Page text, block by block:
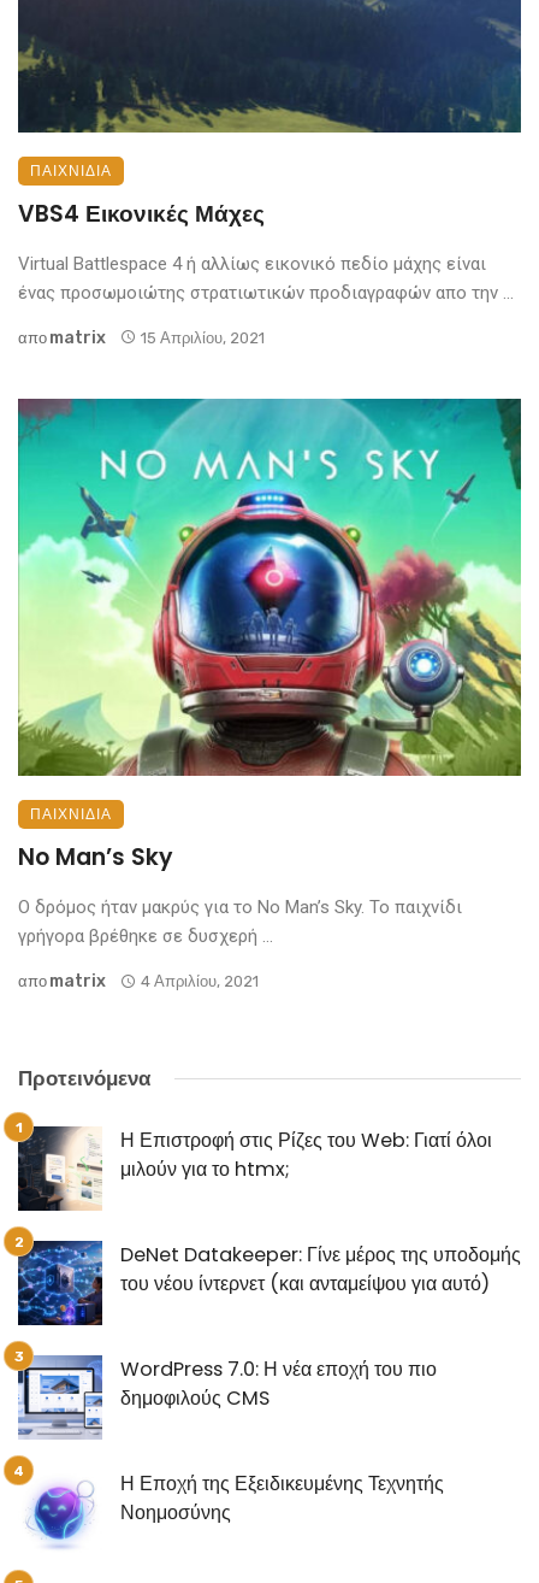
ΠΑΙΧΝΊΔΙΑ
VBS4 Εικονικές Μάχες
Virtual Battlespace 4 ή αλλίως εικονικό πεδίο μάχης είναι
ένας προσωμοιώτης στρατιωτικών προδιαγραφών απο την ...
απο Matrix 15 Απριλίου, 2021
ΠΑΙΧΝΊΔΙΑ
No Man’s Sky
Ο δρόμος ήταν μακρύς για το No Man’s Sky. Το παιχνίδι
γρήγορα βρέθηκε σε δυσχερή ...
απο Matrix 4 Απριλίου, 2021
Προτεινόμενα
Η Επιστροφή στις Ρίζες του Web: Γιατί όλοι
μιλούν για το htmx;
DeNet Datakeeper: Γίνε μέρος της υποδομής
του νέου ίντερνετ (και ανταμείψου για αυτό)
WordPress 7.0: Η νέα εποχή του πιο
δημοφιλούς CMS
Η Εποχή της Εξειδικευμένης Τεχνητής
Νοημοσύνης